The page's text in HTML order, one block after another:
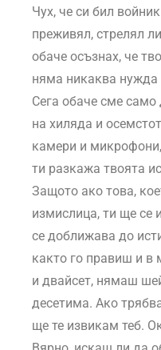
Чух, че си бил
преживял, стрелял
обаче осъзнах, че
няма никаква нужда
Сега обаче сме само
на хиляда и
камери и
ти разкажа твоята
Защото ако това,
измислица, ти ще се
се доближава до
както го правиш и в
и двайсет, нямаш
десетима. Ако
ще те извикам теб.